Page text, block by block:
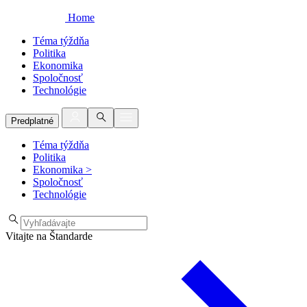
Home
Téma týždňa
Politika
Ekonomika
Spoločnosť
Technológie
Predplatné
Téma týždňa
Politika
Ekonomika >
Spoločnosť
Technológie
Vitajte na Štandarde